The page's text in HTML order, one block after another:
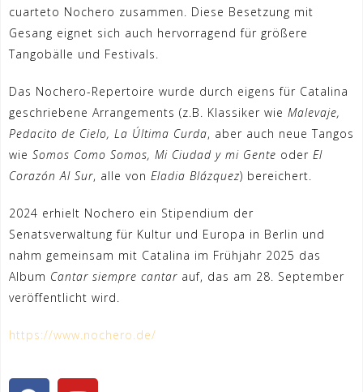
cuarteto Nochero zusammen. Diese Besetzung mit
Gesang eignet sich auch hervorragend für größere
Tangobälle und Festivals.
Das Nochero-Repertoire wurde durch eigens für Catalina
geschriebene Arrangements (z.B. Klassiker wie Malevaje,
Pedacito de Cielo, La Última Curda, aber auch neue Tangos
wie Somos Como Somos, Mi Ciudad y mi Gente oder El
Corazón Al Sur, alle von Eladia Blázquez) bereichert.
2024 erhielt Nochero ein Stipendium der
Senatsverwaltung für Kultur und Europa in Berlin und
nahm gemeinsam mit Catalina im Frühjahr 2025 das
Album Cantar siempre cantar auf, das am 28. September
veröffentlicht wird.
https://www.nochero.de/